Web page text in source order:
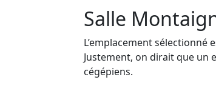
Salle
L’emplacement sélectionné
Justement, on dirait que un
cégépiens.